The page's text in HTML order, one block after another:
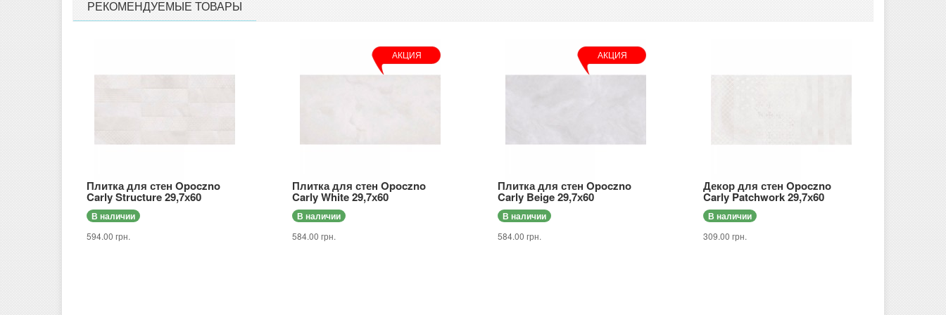
РЕКОМЕНДУЕМЫЕ ТОВАРЫ
Плитка для стен Opoczno
Carly Structure 29,7х60
В наличии
594.00 грн.
АКЦИЯ
Плитка для стен Opoczno
Carly White 29,7х60
В наличии
584.00 грн.
АКЦИЯ
Плитка для стен Opoczno
Carly Beige 29,7х60
В наличии
584.00 грн.
Декор для стен Opoczno
Carly Patchwork 29,7х60
В наличии
309.00 грн.